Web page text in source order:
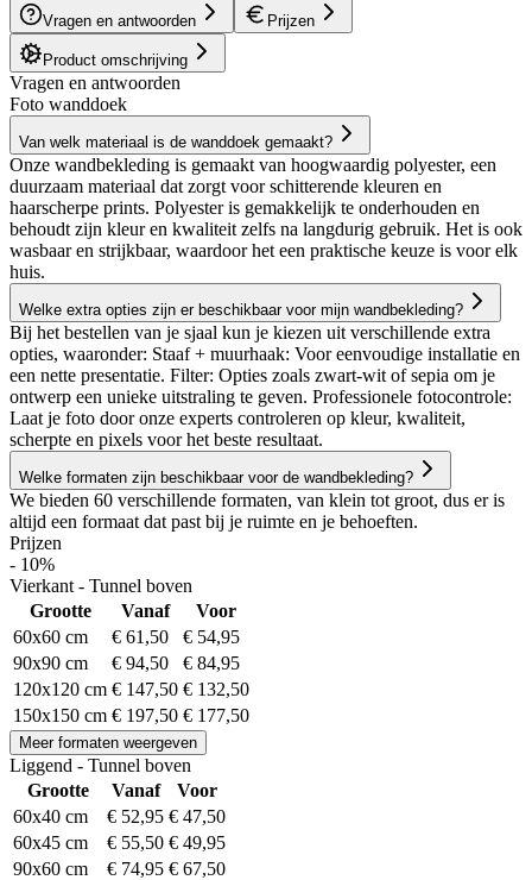
Vragen en antwoorden Prijzen
Product omschrijving
Vragen en antwoorden
Foto wanddoek
Van welk materiaal is de wanddoek gemaakt?
Onze wandbekleding is gemaakt van hoogwaardig polyester, een
duurzaam materiaal dat zorgt voor schitterende kleuren en
haarscherpe prints. Polyester is gemakkelijk te onderhouden en
behoudt zijn kleur en kwaliteit zelfs na langdurig gebruik. Het is ook
wasbaar en strijkbaar, waardoor het een praktische keuze is voor elk
huis.
Welke extra opties zijn er beschikbaar voor mijn wandbekleding?
Bij het bestellen van je sjaal kun je kiezen uit verschillende extra
opties, waaronder: Staaf + muurhaak: Voor eenvoudige installatie en
een nette presentatie. Filter: Opties zoals zwart-wit of sepia om je
ontwerp een unieke uitstraling te geven. Professionele fotocontrole:
Laat je foto door onze experts controleren op kleur, kwaliteit,
scherpte en pixels voor het beste resultaat.
Welke formaten zijn beschikbaar voor de wandbekleding?
We bieden 60 verschillende formaten, van klein tot groot, dus er is
altijd een formaat dat past bij je ruimte en je behoeften.
Prijzen
- 10%
Vierkant - Tunnel boven
Grootte
Vanaf
Voor
60x60 cm
€ 61,50
€ 54,95
90x90 cm
€ 94,50
€ 84,95
120x120 cm € 147,50 € 132,50
150x150 cm € 197,50 € 177,50
Meer formaten weergeven
Liggend - Tunnel boven
Grootte
Vanaf
Voor
60x40 cm
€ 52,95 € 47,50
60x45 cm
€ 55,50 € 49,95
90x60 cm
€ 74,95 € 67,50